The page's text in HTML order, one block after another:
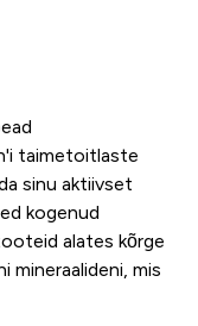
taimetoitlaste
sinu aktiivset
kogenud
alates kõrge
mineraalideni, mis